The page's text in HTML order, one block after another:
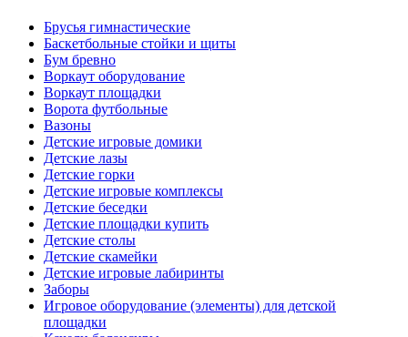
Брусья гимнастические
Баскетбольные стойки и щиты
Бум бревно
Воркаут оборудование
Воркаут площадки
Ворота футбольные
Вазоны
Детские игровые домики
Детские лазы
Детские горки
Детские игровые комплексы
Детские беседки
Детские площадки купить
Детские столы
Детские скамейки
Детские игровые лабиринты
Заборы
Игровое оборудование (элементы) для детской
площадки